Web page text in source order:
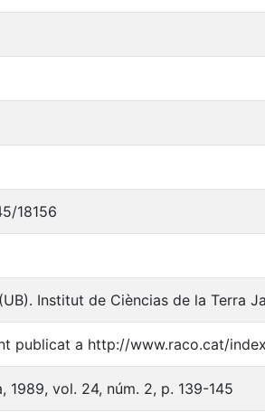
18156
Institut de Cièncias de la Terra
publicat a http://www.raco.cat/
1989, vol. 24, núm. 2, p. 139-145